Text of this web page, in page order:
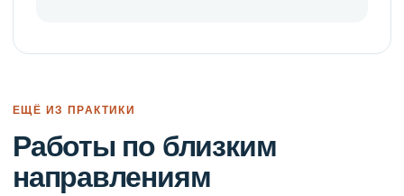
ЕЩЁ ИЗ ПРАКТИКИ
Работы по близким
направлениям